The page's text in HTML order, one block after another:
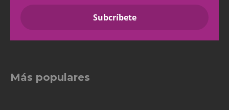
Más populares